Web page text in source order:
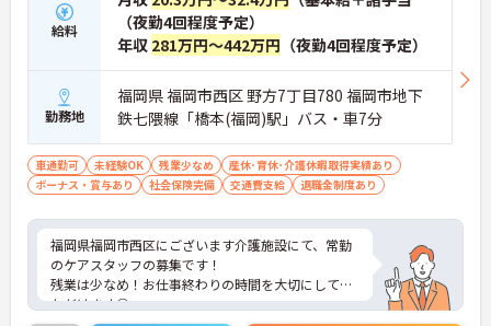
給料
（夜勤4回程度予定）
年収 281万円～442万円 （夜勤4回程度予定）
勤務地
福岡県 福岡市西区 野方7丁目780 福岡市地下
鉄七隈線「橋本(福岡)駅」バス・車7分
車通勤可 未経験OK 残業少なめ
産休･育休･介護休暇取得実績あり
ボーナス・賞与あり
社会保険完備 交通費支給 退職金制度あり
福岡県福岡市西区にございます介護施設にて、常勤
のケアスタッフの募集です！
残業は少なめ！お仕事終わりの時間を大切にしてい
ただけます◎